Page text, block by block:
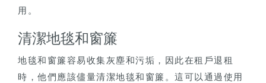
用。
清潔地毯和窗簾
地毯和窗簾容易收集灰塵和污垢，因此在租戶退租
時，他們應該儘量清潔地毯和窗簾。這可以通過使用